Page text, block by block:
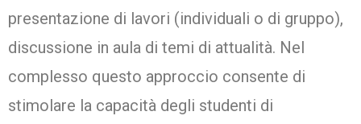
presentazione di lavori (individuali o di gruppo),
discussione in aula di temi di attualità. Nel
complesso questo approccio consente di
stimolare la capacità degli studenti di